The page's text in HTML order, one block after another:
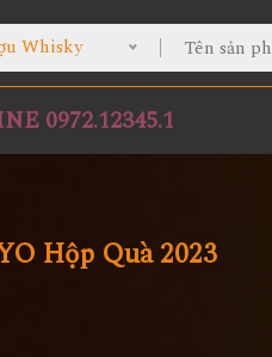
Whisky
0972.12345.1
Hộp Quà 2023